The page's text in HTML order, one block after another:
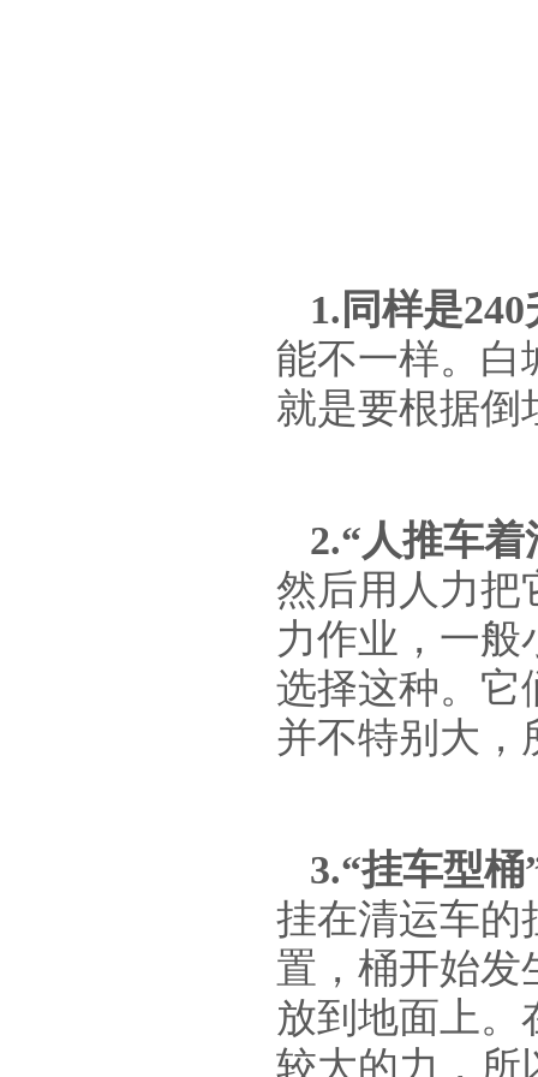
1.同样是
能不一样。白
就是要根据倒
2.“人推车
然后用人力把
力作业，一般
选择这种。它
并不特别大，
3.“挂车型
挂在清运车的
置，桶开始发
放到地面上。
较大的力，所